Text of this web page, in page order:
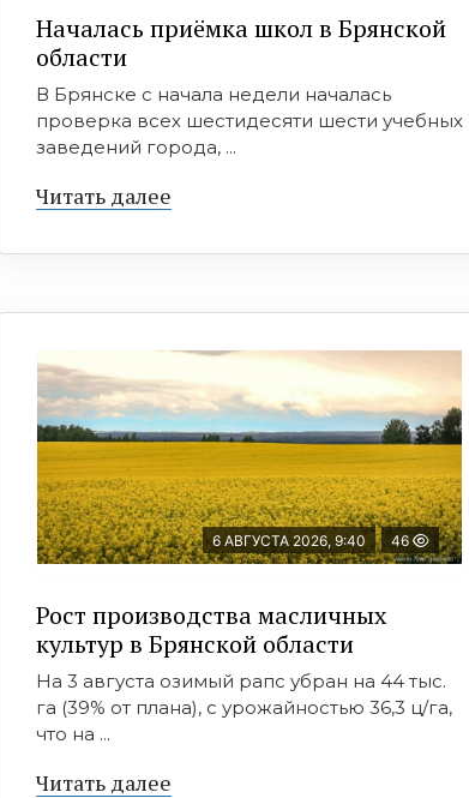
Началась приёмка школ в Брянской
области
В Брянске с начала недели началась
проверка всех шестидесяти шести учебных
заведений города, ...
Читать далее
6 АВГУСТА 2026, 9:40 46
Рост производства масличных
культур в Брянской области
На 3 августа озимый рапс убран на 44 тыс.
га (39% от плана), с урожайностью 36,3 ц/га,
что на ...
Читать далее